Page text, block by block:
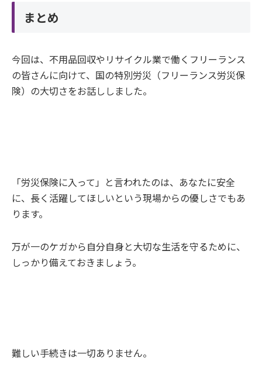
まとめ
今回は、不用品回収やリサイクル業で働くフリーランス
の皆さんに向けて、国の特別労災（フリーランス労災保
険）の大切さをお話ししました。
「労災保険に入って」と言われたのは、あなたに安全
に、長く活躍してほしいという現場からの優しさでもあ
ります。
万が一のケガから自分自身と大切な生活を守るために、
しっかり備えておきましょう。
難しい手続きは一切ありません。